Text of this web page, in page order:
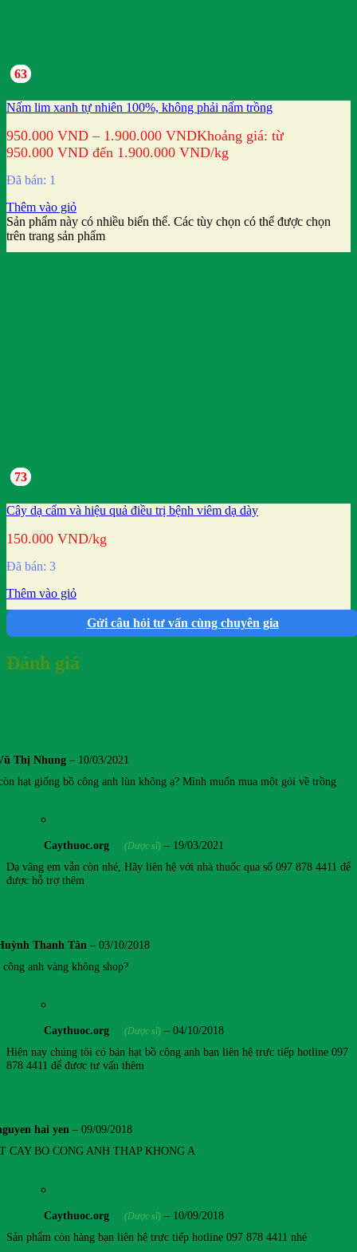
63
Nấm lim xanh tự nhiên 100%, không phải nấm trồng
950.000 VND – 1.900.000 VNDKhoảng giá: từ
950.000 VND đến 1.900.000 VND/kg
Đã bán: 1
Thêm vào giỏ
Sản phẩm này có nhiều biến thể. Các tùy chọn có thể được chọn
trên trang sản phẩm
73
Cây dạ cẩm và hiệu quả điều trị bệnh viêm dạ dày
150.000 VND/kg
Đã bán: 3
Thêm vào giỏ
Gửi câu hỏi tư vấn cùng chuyên gia
Đánh giá
Thị Nhung – 10/03/2021
hạt giống bồ công anh lùn không ạ? Mình muốn mua một gói về trồng
Caythuoc.org (Dược sĩ) – 19/03/2021
Dạ vâng em vẫn còn nhé, Hãy liên hệ với nhà thuốc qua số 097 878 4411 để
được hỗ trợ thêm
Thanh Tân – 03/10/2018
anh vàng không shop?
Caythuoc.org (Dược sĩ) – 04/10/2018
Hiện nay chúng tôi có bán hạt bồ công anh bạn liên hệ trực tiếp hotline 097
878 4411 để được tư vấn thêm
hai yen – 09/09/2018
CAY BO CONG ANH THAP KHONG A
Caythuoc.org (Dược sĩ) – 10/09/2018
Sản phẩm còn hàng bạn liên hệ trực tiếp hotline 097 878 4411 nhé